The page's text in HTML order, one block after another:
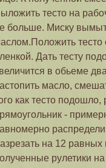
тесто на
больше. Миску
Дать тесту
в обьеме
масло,
как тесто подошло,
-
на 12
рулетики